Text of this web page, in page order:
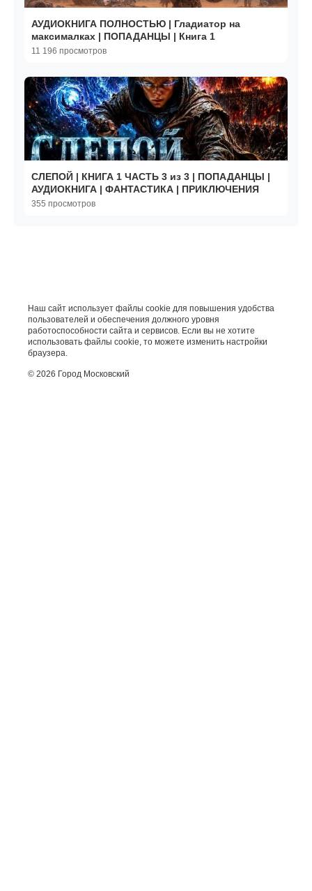
АУДИОКНИГА ПОЛНОСТЬЮ | Гладиатор на
максималках | ПОПАДАНЦЫ | Книга 1
11 196 просмотров
СЛЕПОЙ | КНИГА 1 ЧАСТЬ 3 из 3 | ПОПАДАНЦЫ |
АУДИОКНИГА | ФАНТАСТИКА | ПРИКЛЮЧЕНИЯ
355 просмотров
Наш сайт использует файлы cookie для повышения удобства
пользователей и обеспечения должного уровня
работоспособности сайта и сервисов. Если вы не хотите
использовать файлы cookie, то можете изменить настройки
браузера.
© 2026 Город Московский